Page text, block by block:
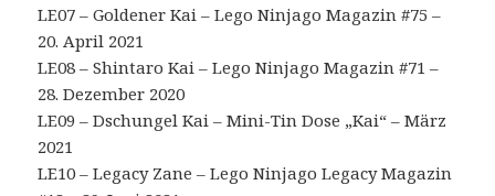
LE07 – Goldener Kai – Lego Ninjago Magazin #75 –
20. April 2021
LE08 – Shintaro Kai – Lego Ninjago Magazin #71 –
28. Dezember 2020
LE09 – Dschungel Kai – Mini-Tin Dose „Kai“ – März
2021
LE10 – Legacy Zane – Lego Ninjago Legacy Magazin